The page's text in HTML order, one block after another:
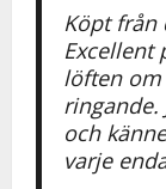
Köpt från
Excellent
löften
ringande.
och
varje